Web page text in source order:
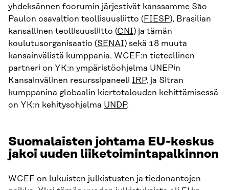
yhdeksännen foorumin järjestivät kanssamme São
Paulon osavaltion teollisuusliitto (FIESP), Brasilian
kansallinen teollisuusliitto (CNI) ja tämän
koulutusorganisaatio (SENAI) sekä 18 muuta
kansainvälistä kumppania. WCEF:n tieteellinen
partneri on YK:n ympäristöohjelma UNEPin
Kansainvälinen resurssipaneeli IRP, ja Sitran
kumppanina globaalin kiertotalouden kehittämisessä
on YK:n kehitysohjelma UNDP.
Suomalaisten johtama EU-keskus
jakoi uuden liiketoimintapalkinnon
WCEF on lukuisten julkistusten ja tiedonantojen